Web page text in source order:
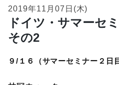
2019年11月07日(木)
ドイツ・サマーセ
その2
９/１６ （サマーセミナー２